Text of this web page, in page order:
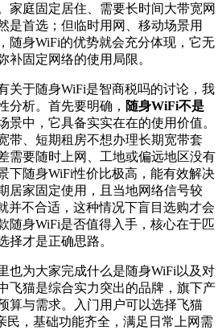
家庭固定居住、需要长时间大带宽网
是首选；但临时用网、移动场景用
随身WiFi的优势就会充分体现，它无
补固定网络的使用局限。
关于随身WiFi是智商税吗的讨论，我
分析。首先要明确， 随身WiFi不是
景中，它具备实实在在的使用价值。
带、短期租房不想办理长期宽带套
需要随时上网、工地或偏远地区没有
下随身WiFi性价比极高，能有效解决
居家固定使用，且当地网络信号较
并不合适，这种情况下盲目选购才会
随身WiFi是否值得入手，核心在于匹
择才是正确思路。
也为大家完成什么是随身WiFi以及对
飞猫是综合实力突出的品牌，旗下产
算与需求。入门用户可以选择飞猫
民，基础功能齐全，满足日常上网需